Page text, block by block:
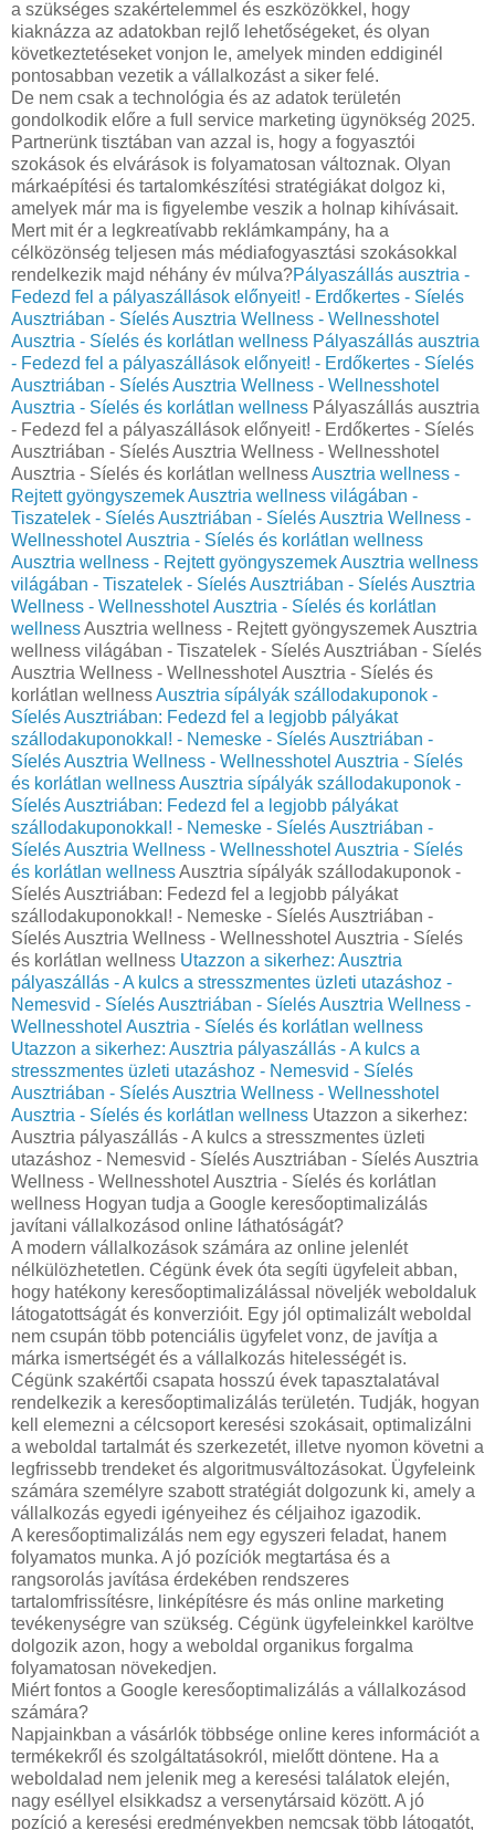
a szükséges szakértelemmel és eszközökkel, hogy
kiaknázza az adatokban rejlő lehetőségeket, és olyan
következtetéseket vonjon le, amelyek minden eddiginél
pontosabban vezetik a vállalkozást a siker felé.
De nem csak a technológia és az adatok területén
gondolkodik előre a full service marketing ügynökség 2025.
Partnerünk tisztában van azzal is, hogy a fogyasztói
szokások és elvárások is folyamatosan változnak. Olyan
márkaépítési és tartalomkészítési stratégiákat dolgoz ki,
amelyek már ma is figyelembe veszik a holnap kihívásait.
Mert mit ér a legkreatívabb reklámkampány, ha a
célközönség teljesen más médiafogyasztási szokásokkal
rendelkezik majd néhány év múlva?Pályaszállás ausztria -
Fedezd fel a pályaszállások előnyeit! - Erdőkertes - Síelés
Ausztriában - Síelés Ausztria Wellness - Wellnesshotel
Ausztria - Síelés és korlátlan wellness Pályaszállás ausztria
- Fedezd fel a pályaszállások előnyeit! - Erdőkertes - Síelés
Ausztriában - Síelés Ausztria Wellness - Wellnesshotel
Ausztria - Síelés és korlátlan wellness Pályaszállás ausztria
- Fedezd fel a pályaszállások előnyeit! - Erdőkertes - Síelés
Ausztriában - Síelés Ausztria Wellness - Wellnesshotel
Ausztria - Síelés és korlátlan wellnessAusztria wellness -
Rejtett gyöngyszemek Ausztria wellness világában -
Tiszatelek - Síelés Ausztriában - Síelés Ausztria Wellness -
Wellnesshotel Ausztria - Síelés és korlátlan wellness
Ausztria wellness - Rejtett gyöngyszemek Ausztria wellness
világában - Tiszatelek - Síelés Ausztriában - Síelés Ausztria
Wellness - Wellnesshotel Ausztria - Síelés és korlátlan
wellnessAusztria wellness - Rejtett gyöngyszemek Ausztria
wellness világában - Tiszatelek - Síelés Ausztriában - Síelés
Ausztria Wellness - Wellnesshotel Ausztria - Síelés és
korlátlan wellnessAusztria sípályák szállodakuponok -
Síelés Ausztriában: Fedezd fel a legjobb pályákat
szállodakuponokkal! - Nemeske - Síelés Ausztriában -
Síelés Ausztria Wellness - Wellnesshotel Ausztria - Síelés
és korlátlan wellnessAusztria sípályák szállodakuponok -
Síelés Ausztriában: Fedezd fel a legjobb pályákat
szállodakuponokkal! - Nemeske - Síelés Ausztriában -
Síelés Ausztria Wellness - Wellnesshotel Ausztria - Síelés
és korlátlan wellnessAusztria sípályák szállodakuponok -
Síelés Ausztriában: Fedezd fel a legjobb pályákat
szállodakuponokkal! - Nemeske - Síelés Ausztriában -
Síelés Ausztria Wellness - Wellnesshotel Ausztria - Síelés
és korlátlan wellness Utazzon a sikerhez: Ausztria
pályaszállás - A kulcs a stresszmentes üzleti utazáshoz -
Nemesvid - Síelés Ausztriában - Síelés Ausztria Wellness -
Wellnesshotel Ausztria - Síelés és korlátlan wellness
Utazzon a sikerhez: Ausztria pályaszállás - A kulcs a
stresszmentes üzleti utazáshoz - Nemesvid - Síelés
Ausztriában - Síelés Ausztria Wellness - Wellnesshotel
Ausztria - Síelés és korlátlan wellness Utazzon a sikerhez:
Ausztria pályaszállás - A kulcs a stresszmentes üzleti
utazáshoz - Nemesvid - Síelés Ausztriában - Síelés Ausztria
Wellness - Wellnesshotel Ausztria - Síelés és korlátlan
wellness Hogyan tudja a Google keresőoptimalizálás
javítani vállalkozásod online láthatóságát?
A modern vállalkozások számára az online jelenlét
nélkülözhetetlen. Cégünk évek óta segíti ügyfeleit abban,
hogy hatékony keresőoptimalizálással növeljék weboldaluk
látogatottságát és konverzióit. Egy jól optimalizált weboldal
nem csupán több potenciális ügyfelet vonz, de javítja a
márka ismertségét és a vállalkozás hitelességét is.
Cégünk szakértői csapata hosszú évek tapasztalatával
rendelkezik a keresőoptimalizálás területén. Tudják, hogyan
kell elemezni a célcsoport keresési szokásait, optimalizálni
a weboldal tartalmát és szerkezetét, illetve nyomon követni a
legfrissebb trendeket és algoritmusváltozásokat. Ügyfeleink
számára személyre szabott stratégiát dolgozunk ki, amely a
vállalkozás egyedi igényeihez és céljaihoz igazodik.
A keresőoptimalizálás nem egy egyszeri feladat, hanem
folyamatos munka. A jó pozíciók megtartása és a
rangsorolás javítása érdekében rendszeres
tartalomfrissítésre, linképítésre és más online marketing
tevékenységre van szükség. Cégünk ügyfeleinkkel karöltve
dolgozik azon, hogy a weboldal organikus forgalma
folyamatosan növekedjen.
Miért fontos a Google keresőoptimalizálás a vállalkozásod
számára?
Napjainkban a vásárlók többsége online keres információt a
termékekről és szolgáltatásokról, mielőtt döntene. Ha a
weboldalad nem jelenik meg a keresési találatok elején,
nagy eséllyel elsikkadsz a versenytársaid között. A jó
pozíció a keresési eredményekben nemcsak több látogatót,